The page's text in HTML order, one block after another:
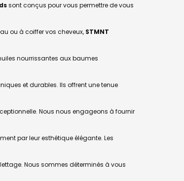
sont conçus pour vous permettre de vous
ou à coiffer vos cheveux, STMNT
nourrissantes aux baumes
et durables. Ils offrent une tenue
Nous nous engageons à fournir
par leur esthétique élégante. Les
Nous sommes déterminés à vous